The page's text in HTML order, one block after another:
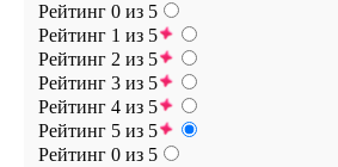
Рейтинг 0 из 5
Рейтинг 1 из 5
Рейтинг 2 из 5
Рейтинг 3 из 5
Рейтинг 4 из 5
Рейтинг 5 из 5
Рейтинг 0 из 5